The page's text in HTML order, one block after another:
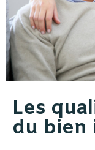
Les
du bien